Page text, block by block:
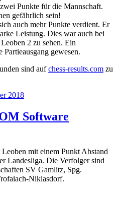
Punkte für die Mannschaft.
gefährlich sein!
auch mehr Punkte verdient. Er
Leistung. Dies war auch bei
2 zu sehen. Ein
Partieausgang gewesen.
sind aufchess-results.com zu
2018
Software
mit einem Punkt Abstand
Landesliga. Die Verfolger sind
SV Gamlitz, Spg.
Niklasdorf.